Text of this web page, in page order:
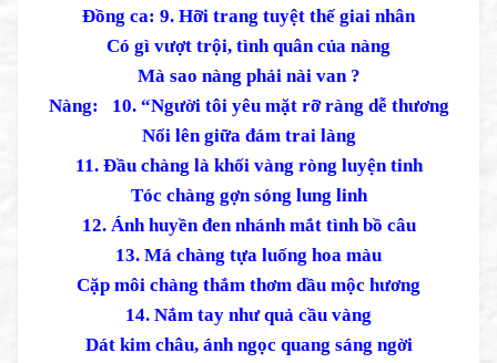
Đồng ca: 9. Hỡi trang tuyệt thế giai nhân
Có gì vượt trội, tình quân của nàng
Mà sao nàng phải nài van ?
Nàng: 10. “Người tôi yêu mặt rỡ ràng dễ thương
Nổi lên giữa đám trai làng
11. Đầu chàng là khối vàng ròng luyện tinh
Tóc chàng gợn sóng lung linh
12. Ánh huyền đen nhánh mắt tình bồ câu
13. Má chàng tựa luống hoa màu
Cặp môi chàng thắm thơm dầu mộc hương
14. Nắm tay như quả cầu vàng
Dát kim châu, ánh ngọc quang sáng ngời